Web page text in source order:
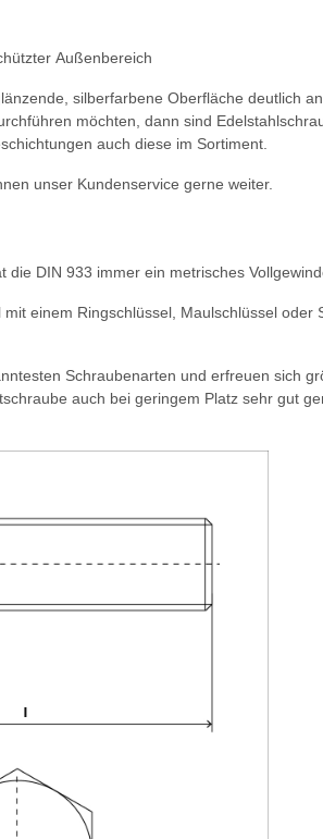
Außenbereich
silberfarbene Oberfläche deutlich
möchten, dann sind
auch diese im Sortiment.
unser Kundenservice gerne weiter.
die DIN 933 immer ein metrisches
einem Ringschlüssel, Maulschlüssel
Schraubenarten und erfreuen sich
auch bei geringem Platz sehr gut